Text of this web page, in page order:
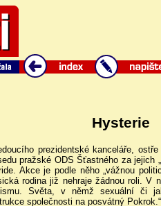
Hysterie
prezidentské kanceláře,
pražské ODS Šťastného za jejich
Akce je podle něho „vážnou
rodina již nehraje žádnou roli. V
Světa, v němž sexuální či
společnosti na posvátný Pokrok.“